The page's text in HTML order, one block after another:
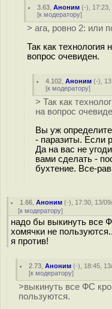
3.63 ,Аноним (-), 17:23,
[к модератору]
> ага, ровно 2: или
Так как технология
вопрос очевиден.
4.102 ,Аноним (-),
[к модератору]
> Так как
на вопрос
Вы уж
- паразиты. Если
Да на вас не
вами сделать -
бухтение. Все-
1.66 ,Аноним (-), 17:30, 13/
[к модератору]
надо бы выкинуть все
хомячки не
я против!
2.73 ,Аноним (-), 18:45,
[к модератору]
>выкинуть все ФС
пользуются.